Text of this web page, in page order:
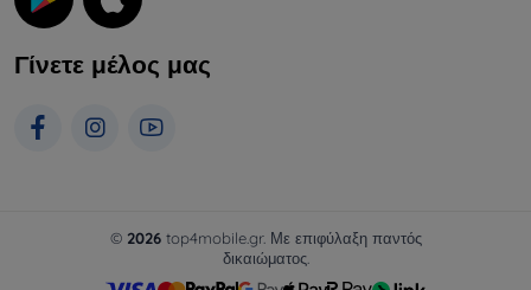
Γίνετε μέλος μας
© 2026top4mobile.gr. Με επιφύλαξη παντός
δικαιώματος.